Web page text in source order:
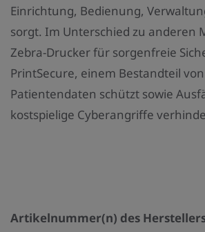
Einrichtung, Bedienung,
sorgt. Im Unterschied zu anderen
Zebra-Drucker für sorgenfreie
PrintSecure, einem Bestandteil
Patientendaten schützt sowie
kostspielige Cyberangriffe
Artikelnummer(n) des